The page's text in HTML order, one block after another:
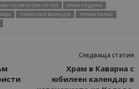
ГОЛФ И СПА ХОТЕЛ
НОВА ГОДИНА
ТЕРМА ЕКО ВИЛИДЖ
ТЕРМА ПАЛАС
Следваща статия
Храм в Каварна с
юбилеен календар в